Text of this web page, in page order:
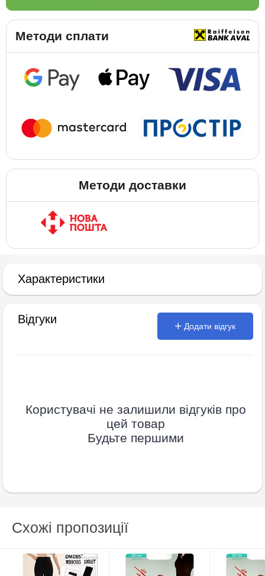
Методи сплати
Методи доставки
Характеристики
Відгуки
Додати відгук
Користувачі не залишили відгуків про
цей товар
Будьте першими
Схожі пропозиції